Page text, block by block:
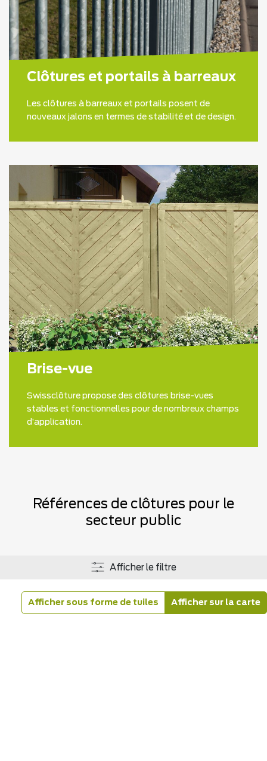
Clôtures et portails à barreaux
Les clôtures à barreaux et portails posent de
nouveaux jalons en termes de stabilité et de design.
Brise-vue
Swissclôture propose des clôtures brise-vues
stables et fonctionnelles pour de nombreux champs
d’application.
Références de clôtures pour le
secteur public
Afficher le filtre
Afficher sous forme de tuiles Afficher sur la carte